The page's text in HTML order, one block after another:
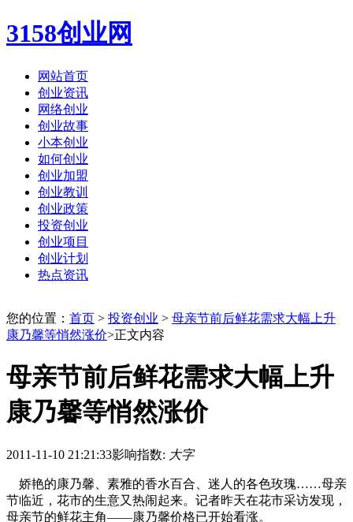
3158创业网
网站首页
创业资讯
网络创业
创业故事
小本创业
如何创业
创业加盟
创业教训
创业政策
投资创业
创业项目
创业计划
热点资讯
您的位置： 首页 > 投资创业 > 母亲节前后鲜花需求大幅上升
康乃馨等悄然涨价>正文内容
母亲节前后鲜花需求大幅上升
康乃馨等悄然涨价
2011-11-10 21:21:33影响指数: 大字
娇艳的康乃馨、素雅的香水百合、迷人的各色玫瑰……母亲
节临近，花市的生意又热闹起来。记者昨天在花市采访发现，
母亲节的鲜花主角——康乃馨价格已开始看涨。